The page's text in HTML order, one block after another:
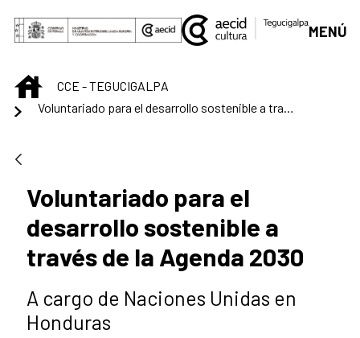
Saltar al contenido principal
MENÚ
INICIOCCE - TEGUCIGALPA
Voluntariado para el desarrollo sostenible a través de la Agenda 2030
Voluntariado para el
desarrollo sostenible a
través de la Agenda 2030
A cargo de Naciones Unidas en
Honduras